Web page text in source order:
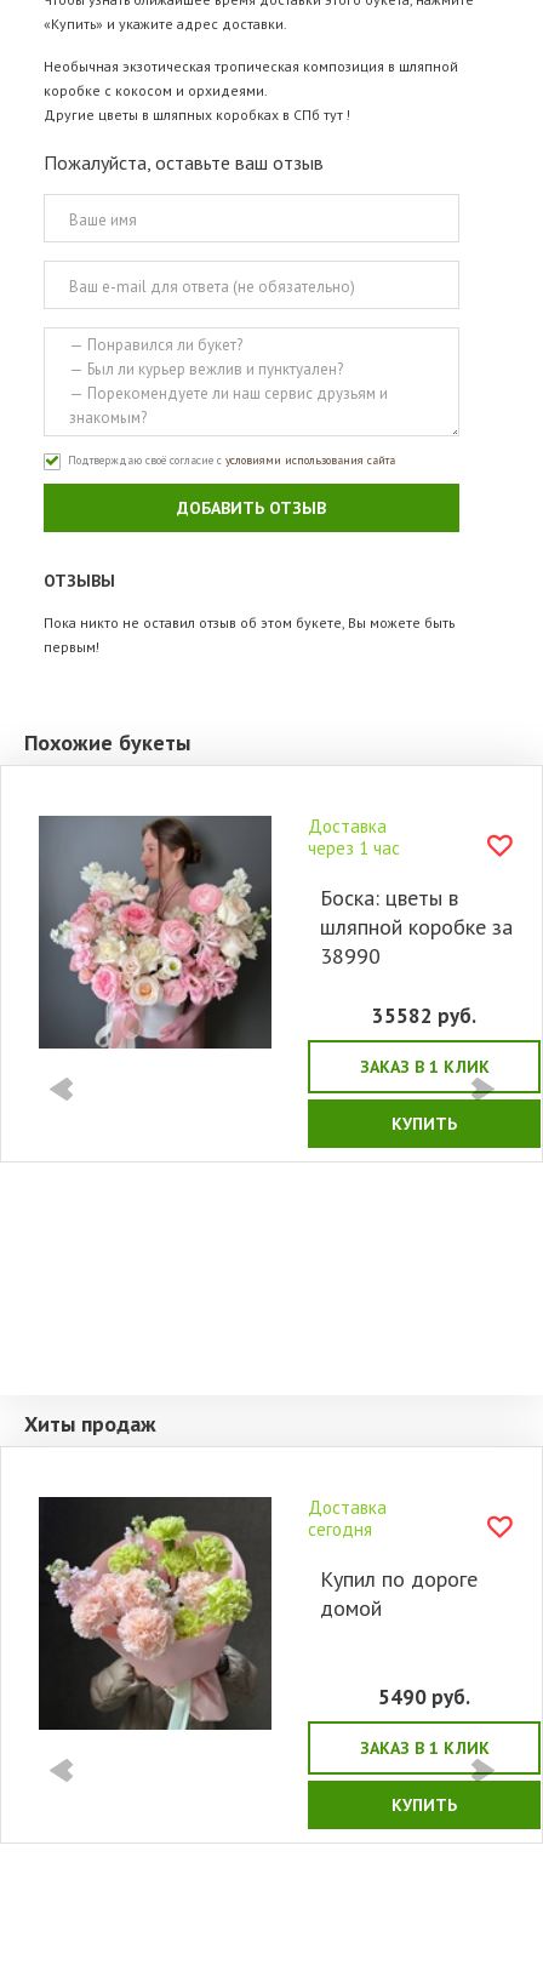
«Купить» и укажите адрес доставки.
Необычная экзотическая тропическая композиция в шляпной
коробке с кокосом и орхидеями.
Другие цветы в шляпных коробках в СПб тут !
Пожалуйста, оставьте ваш отзыв
Подтверждаю своё согласие с условиями использования сайта
ДОБАВИТЬ ОТЗЫВ
ОТЗЫВЫ
Пока никто не оставил отзыв об этом букете, Вы можете быть
первым!
Похожие букеты
Доставка
через 1 час
Боска: цветы в
шляпной коробке за
38990
35582 руб.
ЗАКАЗ В 1 КЛИК
КУПИТЬ
Хиты продаж
Доставка
сегодня
Купил по дороге
домой
5490 руб.
ЗАКАЗ В 1 КЛИК
КУПИТЬ